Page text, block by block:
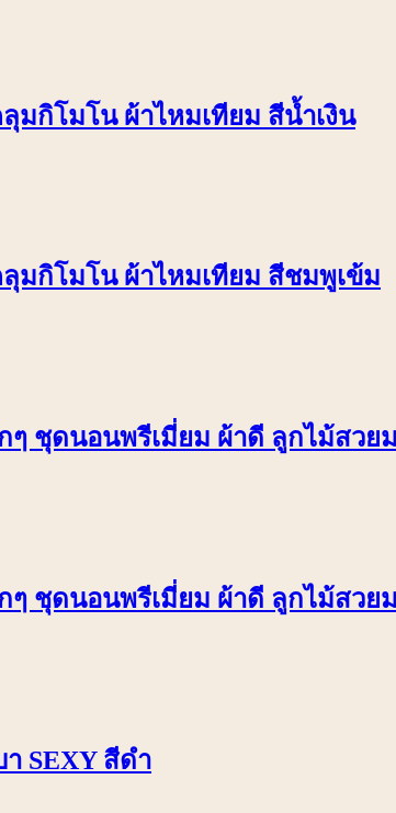
มกิโมโน ผ้าไหมเทียม สีน้ำเงิน
ลุมกิโมโน ผ้าไหมเทียม สีชมพูเข้ม
ๆ ชุดนอนพรีเมี่ยม ผ้าดี ลูกไม้สวย
ๆ ชุดนอนพรีเมี่ยม ผ้าดี ลูกไม้สวย
า SEXY สีดำ